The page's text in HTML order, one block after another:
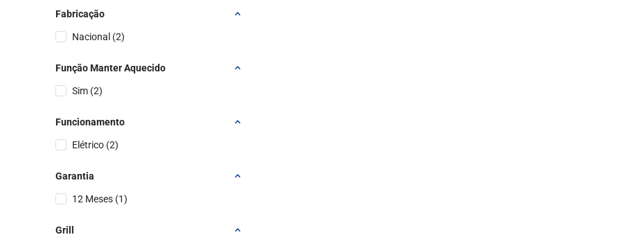
Fabricação
Nacional (2)
Função Manter Aquecido
Sim (2)
Funcionamento
Elétrico (2)
Garantia
12 Meses (1)
Grill